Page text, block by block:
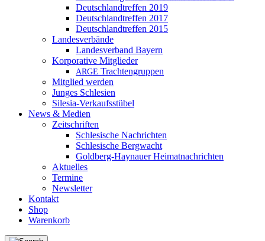
Deutschlandtreffen 2019
Deutschlandtreffen 2017
Deutschlandtreffen 2015
Landesverbände
Landesverband Bayern
Korporative Mitglieder
ARGE Trachtengruppen
Mitglied werden
Junges Schlesien
Silesia-Verkaufsstübel
News & Medien
Zeitschriften
Schlesische Nachrichten
Schlesische Bergwacht
Goldberg-Haynauer Heimatnachrichten
Aktuelles
Termine
Newsletter
Kontakt
Shop
Warenkorb